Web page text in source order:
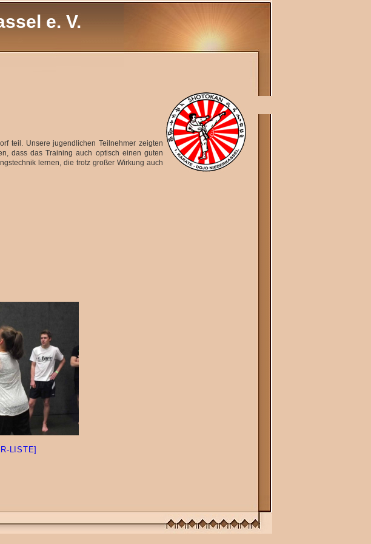
e. V.
teil. Unsere jugendlichen Teilnehmer zeigten
dass das Training auch optisch einen guten
lernen, die trotz großer Wirkung auch
LISTE]